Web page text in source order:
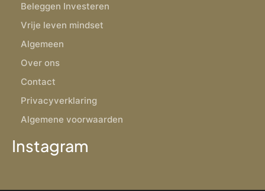
Beleggen Investeren
Vrije leven mindset
Algemeen
Over ons
Contact
Privacyverklaring
Algemene voorwaarden
Instagram